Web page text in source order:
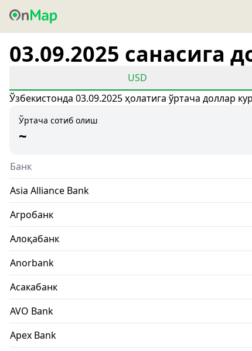
03.09.2025 санасига
USD
Ўзбекистонда 03.09.2025 ҳолатига ўртача доллар
Ўртача сотиб олиш
~
Банк
Asia Alliance Bank
Агробанк
Алоқабанк
Anorbank
Асакабанк
AVO Bank
Apex Bank